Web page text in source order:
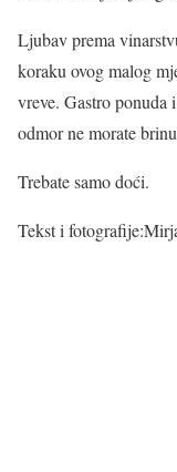
Ljubav prema
koraku ovog malog
vreve. Gastro ponuda
odmor ne morate
Trebate samo doći.
Tekst i